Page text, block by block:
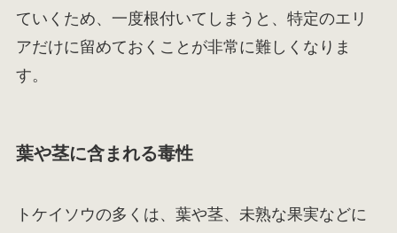
ていくため、一度根付いてしまうと、特定のエリ
アだけに留めておくことが非常に難しくなりま
す。
葉や茎に含まれる毒性
トケイソウの多くは、葉や茎、未熟な果実などに